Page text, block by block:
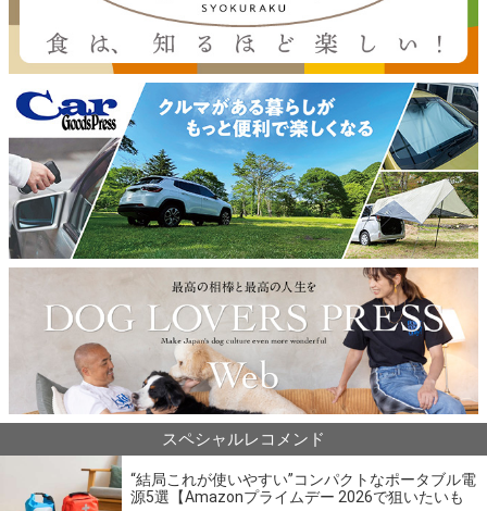
スペシャルレコメンド
“結局これが使いやすい”コンパクトなポータブル電
源5選【Amazonプライムデー 2026で狙いたいも